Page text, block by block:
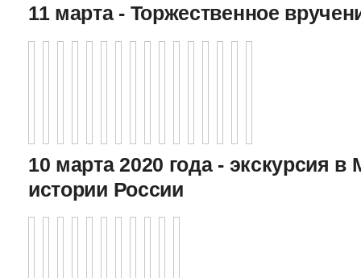
11 марта - Торжественное
10 марта 2020 года - экскурсия в
истории России